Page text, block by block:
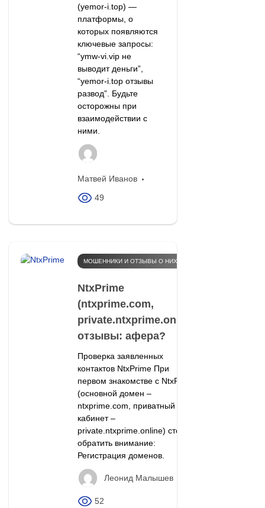
(yemor‑i.top) —
платформы, о
которых появляются
ключевые запросы:
“ymw‑vi.vip не
выводит деньги”,
“yemor‑i.top отзывы
развод”. Будьте
осторожны при
взаимодействии с
ними.
Матвей Иванов
49
МОШЕННИКИ И ОТЗЫВЫ О НИХ
NtxPrime
(ntxprime.com,
private.ntxprime.online)
отзывы: афера?
Проверка заявленных
контактов NtxPrime При
первом знакомстве с NtxPrime
(основной домен –
ntxprime.com, приватный
кабинет –
private.ntxprime.online) стоит
обратить внимание:
Регистрация доменов.
Леонид Малышев
52